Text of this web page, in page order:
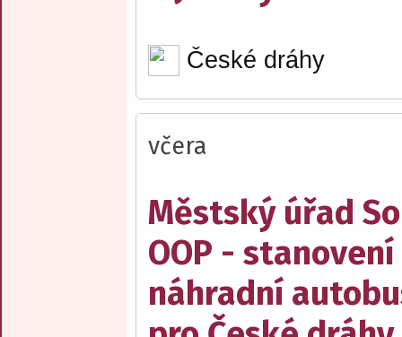
České dráhy
včera
Městský úřad
OOP -
náhradní